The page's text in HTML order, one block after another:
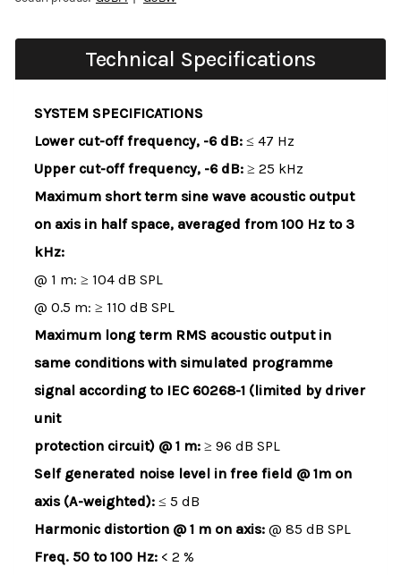
Technical Specifications
SYSTEM SPECIFICATIONS
Lower cut-off frequency, -6 dB:≤ 47 Hz
Upper cut-off frequency, -6 dB:≥ 25 kHz
Maximum short term sine wave acoustic output
on axis in half space, averaged from 100 Hz to 3
kHz:
@ 1 m: ≥ 104 dB SPL
@ 0.5 m: ≥ 110 dB SPL
Maximum long term RMS acoustic output in
same conditions with simulated programme
signal according to IEC 60268-1 (limited by driver
unit
protection circuit) @ 1 m: ≥ 96 dB SPL
Self generated noise level in free field @ 1m on
axis (A-weighted):≤ 5 dB
Harmonic distortion @ 1 m on axis: @ 85 dB SPL
Freq. 50 to 100 Hz:< 2 %